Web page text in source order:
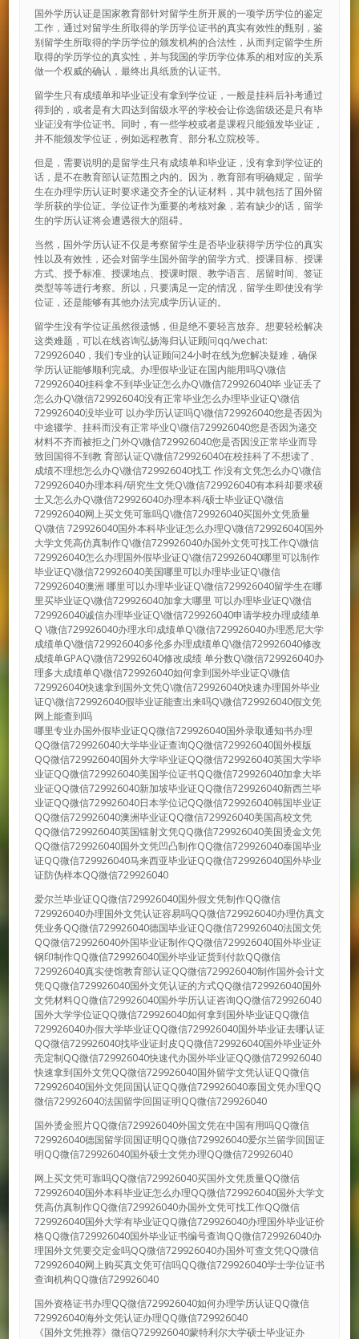
国外学历认证是国家教育部针对留学生所开展的一项学历学位的鉴定
工作，通过对留学生所取得的学历学位证书的真实有效性的甄别，鉴
别留学生所取得的学历学位的颁发机构的合法性，从而判定留学生所
取得的学历学位的真实性，并与我国的学历学位体系的相对应的关系
做一个权威的确认，最终出具纸质的认证书。
留学生只有成绩单和毕业证没有拿到学位证，一般是挂科后补考通过
得到的，或者是有大四达到留级水平的学校会让你选留级还是只有毕
业证没有学位证书。同时，有一些学校或者是课程只能颁发毕业证，
并不能颁发学位证，例如远程教育、部分私立院校等。
但是，需要说明的是留学生只有成绩单和毕业证，没有拿到学位证的
话，是不在教育部认证范围之内的。因为，教育部有明确规定，留学
生在办理学历认证时要求递交齐全的认证材料，其中就包括了国外留
学所获的学位证。学位证作为重要的考核对象，若有缺少的话，留学
生的学历认证将会遭遇很大的阻碍。
当然，国外学历认证不仅是考察留学生是否毕业获得学历学位的真实
性以及有效性，还会对留学生国外留学的留学方式、授课目标、授课
方式、授予标准、授课地点、授课时限、教学语言、居留时间、签证
类型等等进行考察。所以，只要满足一定的情况，留学生即使没有学
位证，还是能够有其他办法完成学历认证的。
留学生没有学位证虽然很遗憾，但是绝不要轻言放弃。想要轻松解决
这类难题，可以在线咨询弘扬海归认证顾问qq/wechat:
729926040，我们专业的认证顾问24小时在线为您解决疑难，确保
学历认证能够顺利完成。办理假毕业证在国内能用吗Q\微信
729926040挂科拿不到毕业证怎么办Q\微信729926040毕 业证丢了
怎么办Q\微信729926040没有正常毕业怎么办理毕业证Q\微信
729926040没毕业可 以办学历认证吗Q\微信729926040您是否因为
中途辍学、挂科而没有正常毕业Q\微信729926040您是否因为递交
材料不齐而被拒之门外Q\微信729926040您是否因没正常毕业而导
致回国得不到教 育部认证Q\微信729926040在校挂科了不想读了、
成绩不理想怎么办Q\微信729926040找工 作没有文凭怎么办Q\微信
729926040办理本科/研究生文凭Q\微信729926040有本科却要求硕
士又怎么办Q\微信729926040办理本科/硕士毕业证Q\微信
729926040网上买文凭可靠吗Q\微信729926040买国外文凭质量
Q\微信 729926040国外本科毕业证怎么办理Q\微信729926040国外
大学文凭高仿真制作Q\微信729926040办国外文凭可找工作Q\微信
729926040怎么办理国外假毕业证Q\微信729926040哪里可以制作
毕业证Q\微信729926040美国哪里可以办理毕业证Q\微信
729926040澳洲 哪里可以办理毕业证Q\微信729926040留学生在哪
里买毕业证Q\微信729926040加拿大哪里 可以办理毕业证Q\微信
729926040诚信办理毕业证Q\微信729926040申请学校办理成绩单
Q \微信729926040办理水印成绩单Q\微信729926040办理悉尼大学
成绩单Q\微信729926040多伦多办理成绩单Q\微信729926040修改
成绩单GPAQ\微信729926040修改成绩 单分数Q\微信729926040办
理多大成绩单Q\微信729926040如何拿到国外毕业证Q\微信
729926040快速拿到国外文凭Q\微信729926040快速办理国外毕业
证Q\微信729926040假毕业证能查出来吗Q\微信729926040假文凭
网上能查到吗
哪里专业办国外假毕业证QQ微信729926040国外录取通知书办理
QQ微信729926040大学毕业证查询QQ微信729926040国外模版
QQ微信729926040国外大学毕业证QQ微信729926040英国大学毕
业证QQ微信729926040美国学位证书QQ微信729926040加拿大毕
业证QQ微信729926040新加坡毕业证QQ微信729926040新西兰毕
业证QQ微信729926040日本学位记QQ微信729926040韩国毕业证
QQ微信729926040澳洲毕业证QQ微信729926040美国高校文凭
QQ微信729926040英国镭射文凭QQ微信729926040美国烫金文凭
QQ微信729926040国外文凭凹凸制作QQ微信729926040泰国毕业
证QQ微信729926040马来西亚毕业证QQ微信729926040国外毕业
证防伪样本QQ微信729926040
爱尔兰毕业证QQ微信729926040国外假文凭制作QQ微信
729926040办理国外文凭认证容易吗QQ微信729926040办理仿真文
凭业务QQ微信729926040德国毕业证QQ微信729926040法国文凭
QQ微信729926040外国毕业证制作QQ微信729926040国外毕业证
钢印制作QQ微信729926040国外毕业证货到付款QQ微信
729926040真实使馆教育部认证QQ微信729926040制作国外会计文
凭QQ微信729926040国外文凭认证的方式QQ微信729926040国外
文凭材料QQ微信729926040国外学历认证咨询QQ微信729926040
国外大学学位证QQ微信729926040如何拿到国外毕业证QQ微信
729926040办假大学毕业证QQ微信729926040国外毕业证去哪认证
QQ微信729926040找毕业证封皮QQ微信729926040国外毕业证外
壳定制QQ微信729926040快速代办国外毕业证QQ微信729926040
快速拿到国外文凭QQ微信729926040国外留学文凭认证QQ微信
729926040国外文凭回国认证QQ微信729926040泰国文凭办理QQ
微信729926040法国留学回国证明QQ微信729926040
国外烫金照片QQ微信729926040外国文凭在中国有用吗QQ微信
729926040德国留学回国证明QQ微信729926040爱尔兰留学回国证
明QQ微信729926040国外硕士文凭办理QQ微信729926040
网上买文凭可靠吗QQ微信729926040买国外文凭质量QQ微信
729926040国外本科毕业证怎么办理QQ微信729926040国外大学文
凭高仿真制作QQ微信729926040办国外文凭可找工作QQ微信
729926040国外大学有毕业证QQ微信729926040办理国外毕业证价
格QQ微信729926040国外毕业证书编号查询QQ微信729926040办
理国外文凭要交定金吗QQ微信729926040办国外可查文凭QQ微信
729926040网上购买真文凭可信吗QQ微信729926040学士学位证书
查询机构QQ微信729926040
国外资格证书办理QQ微信729926040如何办理学历认证QQ微信
729926040海外文凭认证办理QQ微信729926040
《国外文凭推荐》微信Q729926040蒙特利尔大学硕士毕业证办